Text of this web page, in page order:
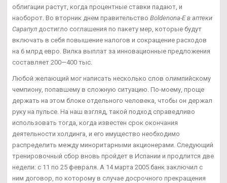
облигации растут, когда процентные ставки падают, и
наоборот. Во вторник днем правительство Boldenona-E в аптеки
Сарапул достигло соглашения по пакету мер, которые будут
включать в себя повышение налогов и сокращение расходов
на 6 млрд евро. Вилка выплат за инновационные предложения
составляет 200—400 тыс.
Любой желающий мог написать несколько слов олимпийскому
чемпиону, попавшему в сложную ситуацию. По-моему, проще
держать на этом блоке отдельного человека, чтобы он держал
руку на пульсе. На наш взгляд, такой подход справедливо
использовать тогда, когда известен срок окончания
деятельности холдинга, и его имущество необходимо
распределить между миноритарными акционерами. Следующий
тренировочный сбор вновь пройдет в Испании и продлится две
недели: с 11 по 25 февраля. А 14 марта 2005 банк заключил с
ним договор, по которому в случае досрочного прекращения